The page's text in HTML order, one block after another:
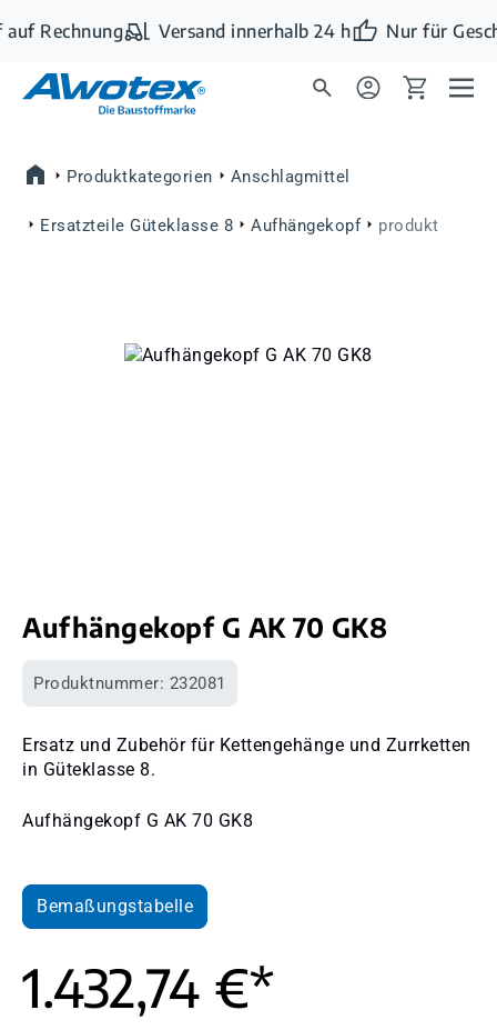
Zum Hauptinhalt springen
Rechnung Versand innerhalb 24 h Nur für
Produktkategorien Anschlagmittel
Ersatzteile Güteklasse 8 Aufhängekopf produkt
Bildergalerie überspringen
Aufhängekopf G AK 70 GK8
Produktnummer: 232081
Ersatz und Zubehör für Kettengehänge und Zurrketten
in Güteklasse 8.
Aufhängekopf G AK 70 GK8
Bemaßungstabelle
1.432,74 €*